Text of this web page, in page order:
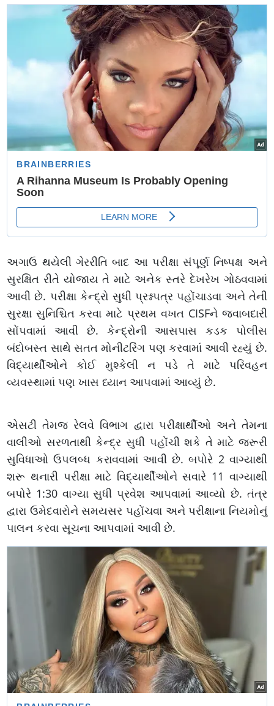
અગાઉ થયેલી ગેરરીતિ બાદ આ પરીક્ષા સંપૂર્ણ નિષ્પક્ષ અને
સુરક્ષિત રીતે યોજાય તે માટે અનેક સ્તરે દેખરેખ ગોઠવવામાં
આવી છે. પરીક્ષા કેન્દ્રો સુધી પ્રશ્નપત્ર પહોંચાડવા અને તેની
સુરક્ષા સુનિશ્ચિત કરવા માટે પ્રથમ વખત CISFને જવાબદારી
સોંપવામાં આવી છે. કેન્દ્રોની આસપાસ કડક પોલીસ
બંદોબસ્ત સાથે સતત મોનીટરિંગ પણ કરવામાં આવી રહ્યું છે.
વિદ્યાર્થીઓને કોઈ મુશ્કેલી ન પડે તે માટે પરિવહન
વ્યવસ્થામાં પણ ખાસ ધ્યાન આપવામાં આવ્યું છે.
એસટી તેમજ રેલવે વિભાગ દ્વારા પરીક્ષાર્થીઓ અને તેમના
વાલીઓ સરળતાથી કેન્દ્ર સુધી પહોંચી શકે તે માટે જરૂરી
સુવિધાઓ ઉપલબ્ધ કરાવવામાં આવી છે. બપોરે 2 વાગ્યાથી
શરૂ થનારી પરીક્ષા માટે વિદ્યાર્થીઓને સવારે 11 વાગ્યાથી
બપોરે 1:30 વાગ્યા સુધી પ્રવેશ આપવામાં આવ્યો છે. તંત્ર
દ્વારા ઉમેદવારોને સમયસર પહોંચવા અને પરીક્ષાના નિયમોનું
પાલન કરવા સૂચના આપવામાં આવી છે.